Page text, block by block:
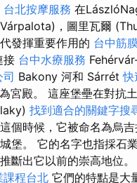
台北按摩服務 在
，圖里瓦爾
發揮重要作用的 台中筋
接 台中水療服務
Bakony 河和 Sárrét快
宮殿。 這座堡壘在對抗
找到適合的關鍵字搜
個時候，它被命名為烏
堡。 它的名字也指採石
斷出它以前的崇高地位。
課程台北 它們的特點是大